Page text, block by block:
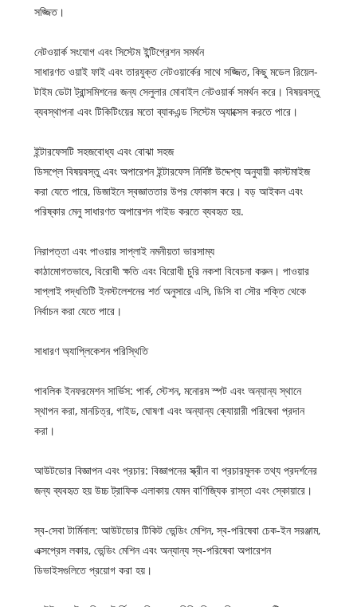
সজ্জিত।
নেটওয়ার্ক সংযোগ এবং সিস্টেম ইন্টিগ্রেশন সমর্থন
সাধারণত ওয়াই ফাই এবং তারযুক্ত নেটওয়ার্কের সাথে সজ্জিত, কিছু মডেল রিয়েল-
টাইম ডেটা ট্রান্সমিশনের জন্য সেলুলার মোবাইল নেটওয়ার্ক সমর্থন করে। বিষয়বস্তু
ব্যবস্থাপনা এবং টিকিটিংয়ের মতো ব্যাকএন্ড সিস্টেম অ্যাক্সেস করতে পারে।
ইন্টারফেসটি সহজবোধ্য এবং বোঝা সহজ
ডিসপ্লে বিষয়বস্তু এবং অপারেশন ইন্টারফেস নির্দিষ্ট উদ্দেশ্য অনুযায়ী কাস্টমাইজ
করা যেতে পারে, ডিজাইনে স্বজ্ঞাততার উপর ফোকাস করে। বড় আইকন এবং
পরিষ্কার মেনু সাধারণত অপারেশন গাইড করতে ব্যবহৃত হয়.
নিরাপত্তা এবং পাওয়ার সাপ্লাই নমনীয়তা ভারসাম্য
কাঠামোগতভাবে, বিরোধী ক্ষতি এবং বিরোধী চুরি নকশা বিবেচনা করুন। পাওয়ার
সাপ্লাই পদ্ধতিটি ইনস্টলেশনের শর্ত অনুসারে এসি, ডিসি বা সৌর শক্তি থেকে
নির্বাচন করা যেতে পারে।
সাধারণ অ্যাপ্লিকেশন পরিস্থিতি
পাবলিক ইনফরমেশন সার্ভিস: পার্ক, স্টেশন, মনোরম স্পট এবং অন্যান্য স্থানে
স্থাপন করা, মানচিত্র, গাইড, ঘোষণা এবং অন্যান্য ক্যোয়ারী পরিষেবা প্রদান
করা।
আউটডোর বিজ্ঞাপন এবং প্রচার: বিজ্ঞাপনের স্ক্রীন বা প্রচারমূলক তথ্য প্রদর্শনের
জন্য ব্যবহৃত হয় উচ্চ ট্রাফিক এলাকায় যেমন বাণিজ্যিক রাস্তা এবং স্কোয়ারে।
স্ব-সেবা টার্মিনাল: আউটডোর টিকিট ভেন্ডিং মেশিন, স্ব-পরিষেবা চেক-ইন সরঞ্জাম,
এক্সপ্রেস লকার, ভেন্ডিং মেশিন এবং অন্যান্য স্ব-পরিষেবা অপারেশন
ডিভাইসগুলিতে প্রয়োগ করা হয়।